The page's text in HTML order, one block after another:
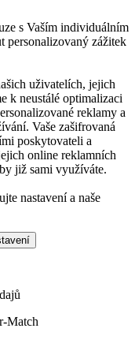
s Vaším individuálním
personalizovaný zážitek
uživatelích, jejich
k neustálé optimalizaci
reklamy a
Vaše zašifrovaná
poskytovateli a
online reklamních
již sami využíváte.
nastavení a naše
Match